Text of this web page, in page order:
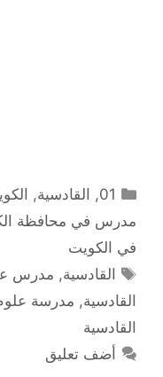
التصنيفات
01
, القادسية,
مدرس في محافظة
في الكويت
الوسوم
القادسية, مدرس
القادسية, مدرسة
القادسية
أضف تعليق